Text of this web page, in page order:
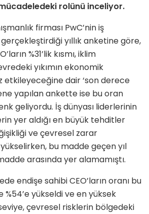
rolünü inceliyor.
firması PwC’nin iş
yıllık anketine göre,
%31’lik kısmı, iklim
yıkımın ekonomik
etkileyeceğine dair ‘son derece
yapılan ankette ise bu oran
geliyordu. İş dünyası liderlerinin
yer aldığı en büyük tehditler
ve çevresel zarar
bu madde geçen yıl
arasında yer alamamıştı.
endişe sahibi CEO’ların oranı bu
%54’e yükseldi ve en yüksek
çevresel risklerin bölgedeki